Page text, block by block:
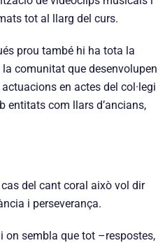
tot al llarg del curs.
prou també hi ha tota la
comunitat que desenvolupen
en actes del col·legi
entitats com llars d’ancians,
cas del cant coral això vol dir
i perseverança.
on sembla que tot –respostes,